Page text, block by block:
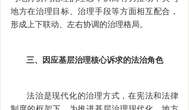
地方在治理目标、治理手段等方面相互配合，
形成上下联动、左右协调的治理格局。
三、因应基层治理核心诉求的法治角色
法治是现代化的治理方式，在宪法和法律